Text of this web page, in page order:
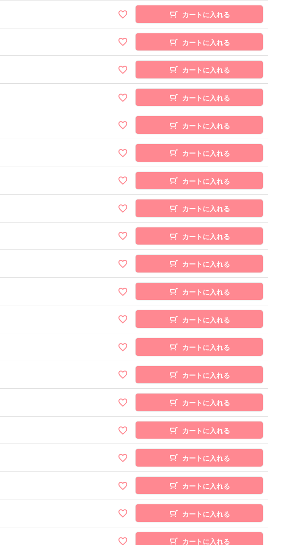
カートに入れる
カートに入れる
カートに入れる
カートに入れる
カートに入れる
カートに入れる
カートに入れる
カートに入れる
カートに入れる
カートに入れる
カートに入れる
カートに入れる
カートに入れる
カートに入れる
カートに入れる
カートに入れる
カートに入れる
カートに入れる
カートに入れる
カートに入れる